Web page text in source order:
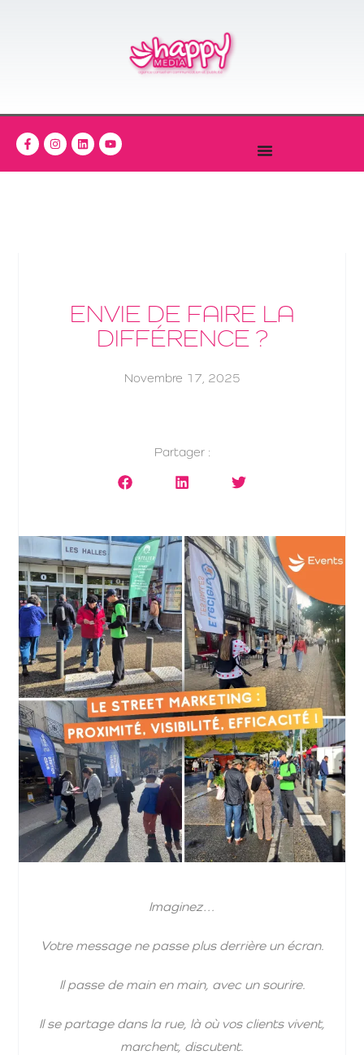
ENVIE DE FAIRE LA
DIFFÉRENCE ?
Novembre 17, 2025
Partager :
Imaginez…
Votre message ne passe plus derrière un écran.
Il passe de main en main, avec un sourire.
Il se partage dans la rue, là où vos clients vivent,
marchent, discutent.